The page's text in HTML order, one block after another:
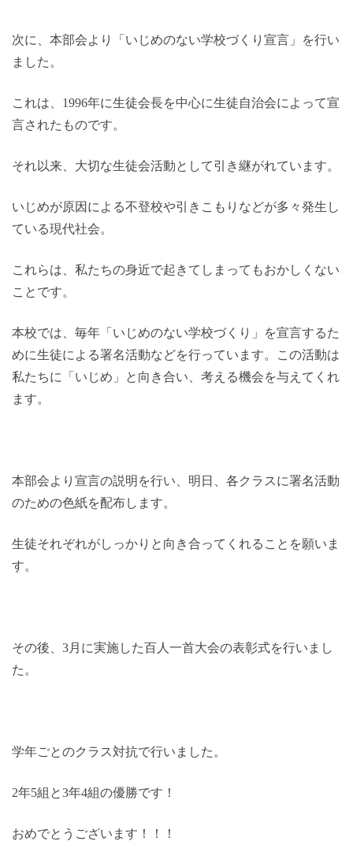
次に、本部会より「いじめのない学校づくり宣言」を行い
ました。
これは、1996年に生徒会長を中心に生徒自治会によって宣
言されたものです。
それ以来、大切な生徒会活動として引き継がれています。
いじめが原因による不登校や引きこもりなどが多々発生し
ている現代社会。
これらは、私たちの身近で起きてしまってもおかしくない
ことです。
本校では、毎年「いじめのない学校づくり」を宣言するた
めに生徒による署名活動などを行っています。この活動は
私たちに「いじめ」と向き合い、考える機会を与えてくれ
ます。
本部会より宣言の説明を行い、明日、各クラスに署名活動
のための色紙を配布します。
生徒それぞれがしっかりと向き合ってくれることを願いま
す。
その後、3月に実施した百人一首大会の表彰式を行いまし
た。
学年ごとのクラス対抗で行いました。
2年5組と3年4組の優勝です！
おめでとうございます！！！